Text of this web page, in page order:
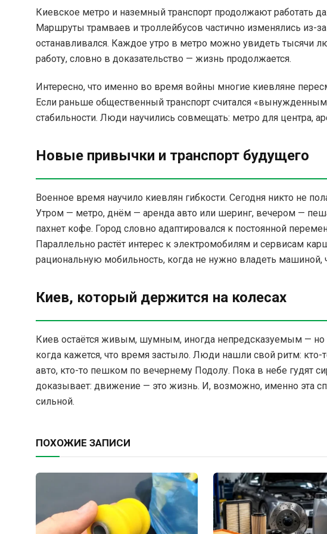
Киевское метро и наземный транспорт продолжают работать
Маршруты трамваев и троллейбусов частично изменялись из-
останавливался. Каждое утро в метро можно увидеть тысячи
работу, словно в доказательство — жизнь продолжается.
Интересно, что именно во время войны многие киевляне
Если раньше общественный транспорт считался
стабильности. Люди научились совмещать: метро для центра,
Новые привычки и транспорт будущего
Военное время научило киевлян гибкости. Сегодня никто не
Утром — метро, днём — аренда авто или шеринг, вечером —
пахнет кофе. Город словно адаптировался к постоянной
Параллельно растёт интерес к электромобилям и сервисам
рациональную мобильность, когда не нужно владеть машиной,
Киев, который держится на колесах
Киев остаётся живым, шумным, иногда непредсказуемым —
когда кажется, что время застыло. Люди нашли свой ритм: кто-
авто, кто-то пешком по вечернему Подолу. Пока в небе гудят
доказывает: движение — это жизнь. И, возможно, именно эта
сильной.
ПОХОЖИЕ ЗАПИСИ